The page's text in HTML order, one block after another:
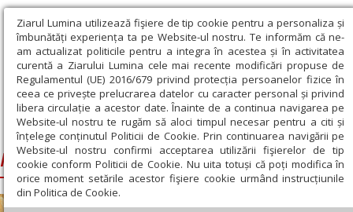
Ziarul Lumina utilizează fişiere de tip cookie pentru a personaliza și
îmbunătăți experiența ta pe Website-ul nostru. Te informăm că ne-
am actualizat politicile pentru a integra în acestea și în activitatea
curentă a Ziarului Lumina cele mai recente modificări propuse de
Regulamentul (UE) 2016/679 privind protecția persoanelor fizice în
ceea ce privește prelucrarea datelor cu caracter personal și privind
libera circulație a acestor date. Înainte de a continua navigarea pe
Website-ul nostru te rugăm să aloci timpul necesar pentru a citi și
înțelege conținutul Politicii de Cookie. Prin continuarea navigării pe
Website-ul nostru confirmi acceptarea utilizării fişierelor de tip
cookie conform Politicii de Cookie. Nu uita totuși că poți modifica în
orice moment setările acestor fişiere cookie urmând instrucțiunile
din Politica de Cookie.
Ziarul Lumina › Predica de pe munte
Predica de pe munte